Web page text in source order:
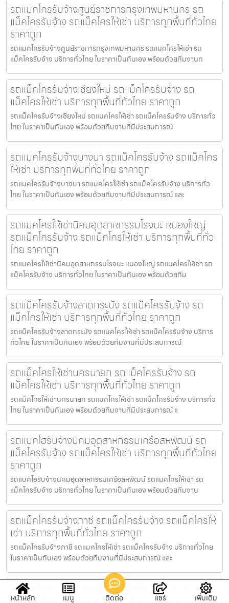
รถแมคโครรับจ้างศูนย์ราชการกรุงเทพมหานคร รถ
แม็คโครรับจ้าง รถแม็คโครให้เช่า บริการทุกพื้นที่ทั่วไทย
ราคาถูก
รถแมคโครรับจ้างศูนย์ราชการกรุงเทพมหานคร รถแมคโครให้เช่า รถ
แม็คโครรับจ้าง บริการทั่วไทย ในราคาเป็นกันเอง พร้อมด้วยทีมงานท
รถแม็คโครรับจ้างเชียงใหม่ รถแม็คโครรับจ้าง รถ
แม็คโครให้เช่า บริการทุกพื้นที่ทั่วไทย ราคาถูก
รถแม็คโครรับจ้างเชียงใหม่ รถแมคโครให้เช่า รถแม็คโครรับจ้าง บริการทั่ว
ไทย ในราคาเป็นกันเอง พร้อมด้วยทีมงานที่มีประสบการณ์
รถแมคโครรับจ้างบางนา รถแม็คโครรับจ้าง รถแม็คโคร
ให้เช่า บริการทุกพื้นที่ทั่วไทย ราคาถูก
รถแมคโครรับจ้างบางนา รถแมคโครให้เช่า รถแม็คโครรับจ้าง บริการทั่ว
ไทย ในราคาเป็นกันเอง พร้อมด้วยทีมงานที่มีประสบการณ์ และ
รถแมคโครให้เช่านิคมอุตสาหกรรมโรจนะ หนองใหญ่
รถแม็คโครรับจ้าง รถแม็คโครให้เช่า บริการทุกพื้นที่ทั่ว
ไทย ราคาถูก
รถแมคโครให้เช่านิคมอุตสาหกรรมโรจนะ หนองใหญ่ รถแมคโครให้เช่า รถ
แม็คโครรับจ้าง บริการทั่วไทย ในราคาเป็นกันเอง พร้อมด้วยทีม
รถแม็คโครรับจ้างลาดกระบัง รถแม็คโครรับจ้าง รถ
แม็คโครให้เช่า บริการทุกพื้นที่ทั่วไทย ราคาถูก
รถแม็คโครรับจ้างลาดกระบัง รถแมคโครให้เช่า รถแม็คโครรับจ้าง บริการ
ทั่วไทย ในราคาเป็นกันเอง พร้อมด้วยทีมงานที่มีประสบการณ์
รถแม็คโครให้เช่านครนายก รถแม็คโครรับจ้าง รถ
แม็คโครให้เช่า บริการทุกพื้นที่ทั่วไทย ราคาถูก
รถแม็คโครให้เช่านครนายก รถแมคโครให้เช่า รถแม็คโครรับจ้าง บริการทั่ว
ไทย ในราคาเป็นกันเอง พร้อมด้วยทีมงานที่มีประสบการณ์ แ
รถแบคโฮรับจ้างนิคมอุตสาหกรรมเครือสหพัฒน์ รถ
แม็คโครรับจ้าง รถแม็คโครให้เช่า บริการทุกพื้นที่ทั่วไทย
ราคาถูก
รถแบคโฮรับจ้างนิคมอุตสาหกรรมเครือสหพัฒน์ รถแมคโครให้เช่า รถ
แม็คโครรับจ้าง บริการทั่วไทย ในราคาเป็นกันเอง พร้อมด้วยทีมงาน
รถแม็คโครรับจ้างภาชี รถแม็คโครรับจ้าง รถแม็คโครให้
เช่า บริการทุกพื้นที่ทั่วไทย ราคาถูก
รถแม็คโครรับจ้างภาชี รถแมคโครให้เช่า รถแม็คโครรับจ้าง บริการทั่วไทย
ในราคาเป็นกันเอง พร้อมด้วยทีมงานที่มีประสบการณ์ และ
รถแบคโฮรับจ้างหนองเสือ รถแม็คโครรับจ้าง รถ
หน้าหลัก เมนู ติดต่อ แชร์ เพิ่มเติม